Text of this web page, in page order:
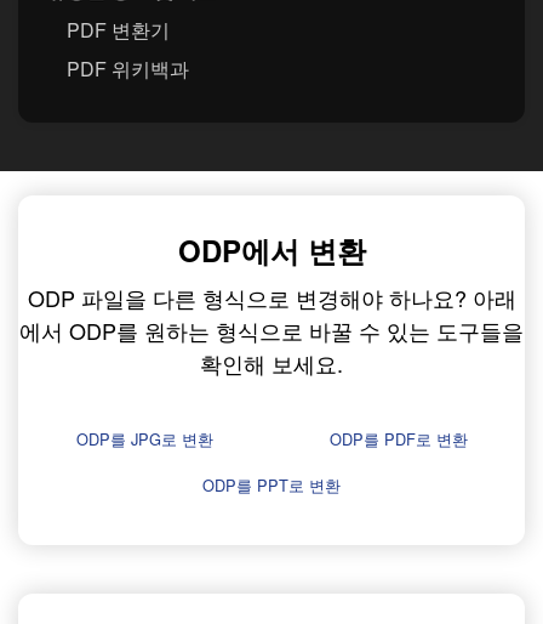
PDF 변환기
PDF 위키백과
ODP에서 변환
ODP 파일을 다른 형식으로 변경해야 하나요? 아래
에서 ODP를 원하는 형식으로 바꿀 수 있는 도구들을
확인해 보세요.
ODP를 JPG로 변환
ODP를 PDF로 변환
ODP를 PPT로 변환